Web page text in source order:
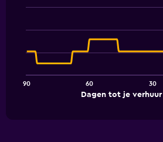
chart
data
points.
The
Dagen tot je verhuur
90 60 30